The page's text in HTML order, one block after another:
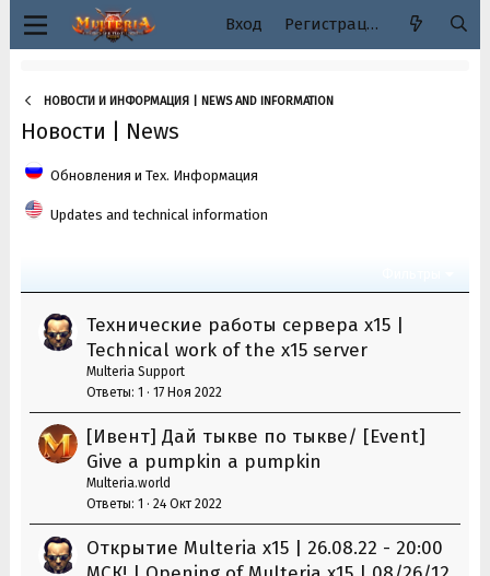
Вход Регистрация
НОВОСТИ И ИНФОРМАЦИЯ | NEWS AND INFORMATION
Новости | News
Обновления и Тех. Информация
Updates and technical information
Технические работы сервера х15 |
Technical work of the x15 server
Multeria Support
Ответы 1 17 Ноя 2022
[Ивент] Дай тыкве по тыкве/ [Event]
Give a pumpkin a pumpkin
Multeria.world
Ответы 1 24 Окт 2022
Открытие Multeria x15 | 26.08.22 - 20:00